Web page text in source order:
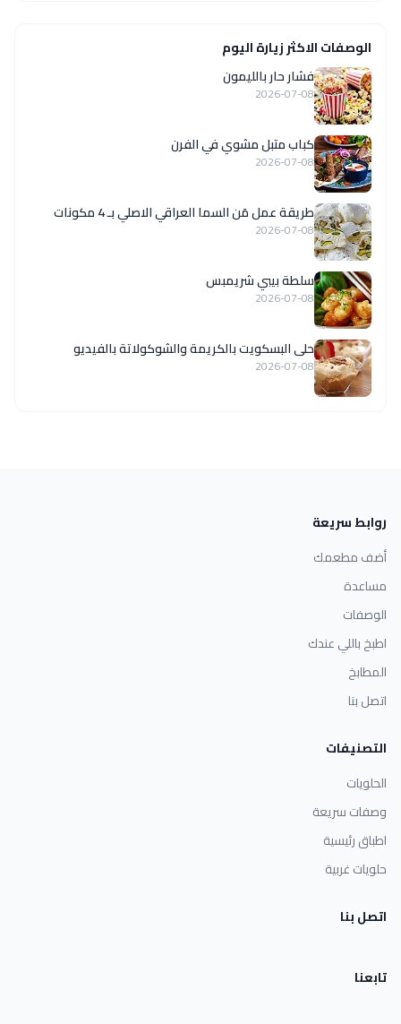
الوصفات الاكثر زيارة اليوم
فشار حار بالليمون
2026-07-08
كباب متبل مشوي في الفرن
2026-07-08
طريقة عمل مَن السما العراقي الاصلي بـ 4 مكونات
2026-07-08
سلطة بيبي شريمبس
2026-07-08
حلى البسكويت بالكريمة والشوكولاتة بالفيديو
2026-07-08
روابط سريعة
أضف مطعمك
مساعدة
الوصفات
اطبخ باللي عندك
المطابخ
اتصل بنا
التصنيفات
الحلويات
وصفات سريعة
اطباق رئيسية
حلويات غربية
اتصل بنا
تابعنا